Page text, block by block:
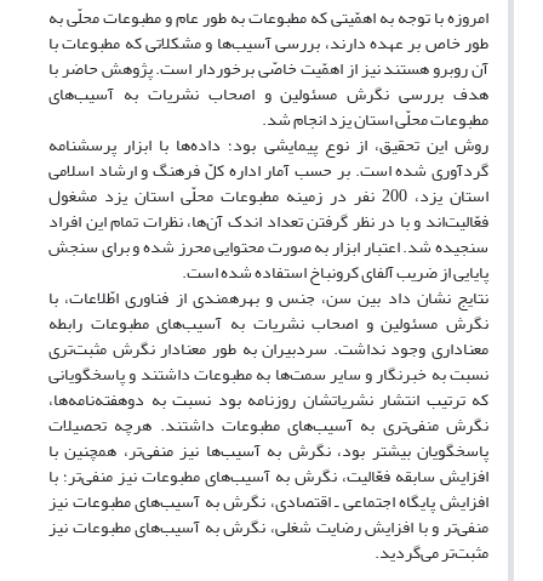
امروزه با توجه به اهمّیتی که مطبوعات به‌ طور عام و مطبوعات محلّی به‌
طور خاص بر عهده دارند، بررسی آسیب‌ها و مشکلاتی که مطبوعات با
آن رو‌برو هستند نیز از اهمّیت خاصّی برخوردار است. پژوهش حاضر با
هدف بررسی نگرش مسئولین و اصحاب نشریات به آسیب‌های
مطبوعات محلّی استان یزد انجام شد.
روش این تحقیق، از نوع پیمایشی بود؛ داده‌ها با ابزار پرسشنامه
گردآوری شده است. بر حسب آمار اداره کلّ فرهنگ و ارشاد اسلامی
استان یزد، 200 نفر در زمینه مطبوعات محلّی استان یزد مشغول
فعّالیت‌اند و با در نظر گرفتن تعداد اندک آن‌ها، نظرات تمام این افراد
سنجیده شد. اعتبار ابزار به‌ صورت محتوایی محرز شده و برای سنجش
پایایی از ضریب آلفای کرونباخ استفاده شده است.
نتایج نشان داد بین سن، جنس و بهره­مندی از فناوری اطّلاعات، با
نگرش مسئولین و اصحاب نشریات به آسیب‌های مطبوعات رابطه
معناداری وجود نداشت. سردبیران به‌ طور معنادار نگرش مثبت‌تری
نسبت به خبرنگار و سایر سمت‌ها به مطبوعات داشتند و پاسخگویانی
که ترتیب انتشار نشریاتشان روزنامه بود نسبت به دوهفته‌نامه‌ها،
نگرش منفی‌تری به آسیب‌های مطبوعات داشتند. هرچه تحصیلات
پاسخگویان بیشتر بود، نگرش به آسیب‌‌ها نیز منفی‌تر، همچنین با
افزایش سابقه فعّالیت، نگرش به آسیب‌های مطبوعات نیز منفی‌تر؛ با
افزایش پایگاه اجتماعی ـ اقتصادی، نگرش به آسیب‌های مطبوعات نیز
منفی‌تر و با افزایش رضایت شغلی، نگرش به آسیب‌های مطبوعات نیز
مثبت‌تر می‌گردید.